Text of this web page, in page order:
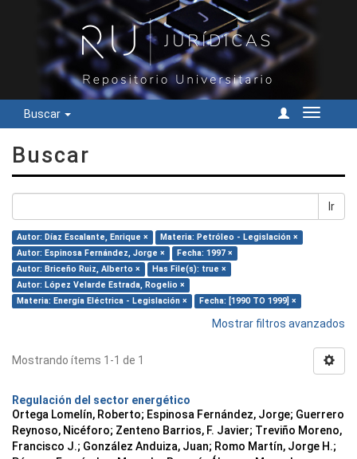
Buscar
Cambiar
Buscar
Ir
Autor: Díaz Escalante, Enrique ×
Materia: Petróleo - Legislación ×
Autor: Espinosa Fernández, Jorge ×
Fecha: 1997 ×
Autor: Briceño Ruiz, Alberto ×
Has File(s): true ×
Autor: López Velarde Estrada, Rogelio ×
Materia: Energía Eléctrica - Legislación ×
Fecha: [1990 TO 1999] ×
Mostrar filtros avanzados
Mostrando ítems 1-1 de 1
Regulación del sector energético
Ortega Lomelín, Roberto; Espinosa Fernández, Jorge; Guerrero
Reynoso, Nicéforo; Zenteno Barrios, F. Javier; Treviño Moreno,
Francisco J.; González Anduiza, Juan; Romo Martín, Jorge H.;